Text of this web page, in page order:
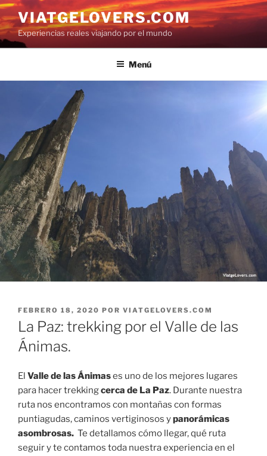
Saltar
al
contenido
VIATGELOVERS.COM
Experiencias reales viajando por el mundo
Menú
PUBLICADO
EL
FEBRERO 18, 2020 POR VIATGELOVERS.COM
La Paz: trekking por el Valle de las
Ánimas.
El Valle de las Ánimases uno de los mejores lugares
para hacer trekkingcerca de La Paz. Durante nuestra
ruta nos encontramos con montañas con formas
puntiagudas, caminos vertiginosos ypanorámicas
asombrosas. Te detallamos cómo llegar, qué ruta
seguir y te contamos toda nuestra experiencia en el